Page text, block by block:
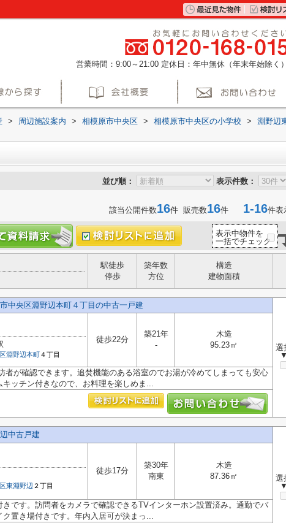
営業時間：9:00～21:00 定休日：年中無休（年末年始除く）
> 周辺施設案内 > 相模原市中央区 > 相模原市中央区の小学校 >
淵野辺
並び順： 表示件数：
該当公開件数16件 販売数16件 1-16件表
表示中物件を
一括でチェック
駅徒歩
停歩
築年数
方位
構造
建物面積
中央区淵野辺本町４丁目の中古一戸建
選
▼
淵野辺本町 ４丁目
徒歩22分
築21年
-
木造
95.23㎡
者が確認できます。追焚機能のある浴室のでお湯が冷めてしまっても安心
ッチン付きなので、お料理を楽しめま...
中古戸建
選
▼
東淵野辺 ２丁目
徒歩17分
築30年
南東
木造
87.36㎡
です。訪問者をカメラで確認できるTVインターホン設置済み。通勤でバ
置き場付きです。年内入居可が決まっ...